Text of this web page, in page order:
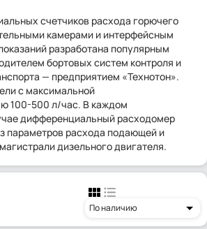
счетчиков расхода горючего
камерами и интерфейсным
разработана популярным
бортовых систем контроля и
— предприятием «Технотон».
с максимальной
100-500 л/час. В каждом
дифференциальный расходомер
параметров расхода подающей и
дизельного двигателя.
По наличию